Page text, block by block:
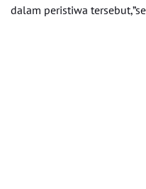
dalam peristiwa